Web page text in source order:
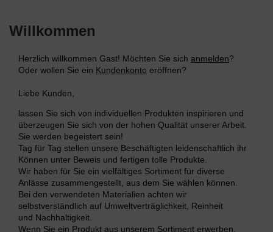
Willkommen
Herzlich willkommen Gast! Möchten Sie sich anmelden?
Oder wollen Sie ein Kundenkonto eröffnen?
Liebe Kunden,
lassen Sie sich von individuellen Produkten inspirieren und
überzeugen Sie sich von der hohen Qualität unserer Arbeit.
Sie werden begeistert sein!
Tag für Tag stellen unsere Beschäftigten leidenschaftlich ihr
Können unter Beweis und fertigen tolle Produkte.
Wir haben für Sie ein vielfältiges Sortiment für diverse
Anlässe zusammengestellt, aus dem Sie wählen können.
Bei den verwendeten Materialien achten wir
selbstverständlich auf Umweltverträglichkeit, Reinheit
und Nachhaltigkeit.
Wenn Sie ein Produkt aus unserem Sortiment erwerben,